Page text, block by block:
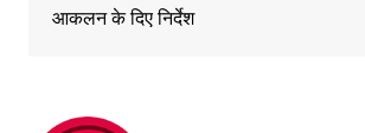
आकलन के दिए निर्देश